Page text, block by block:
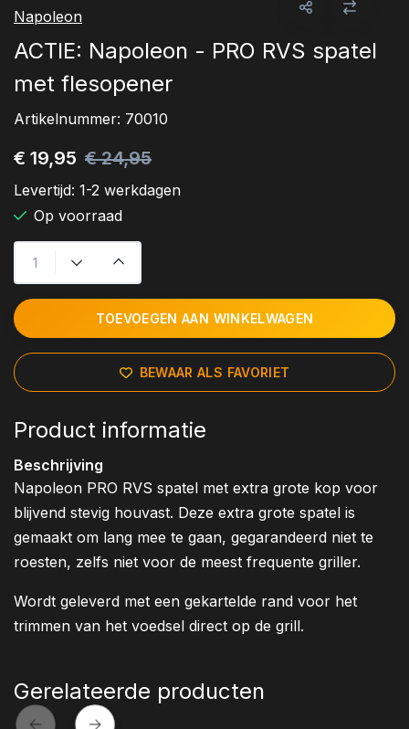
Napoleon
ACTIE: Napoleon - PRO RVS spatel
met flesopener
Artikelnummer: 70010
€ 19,95 € 24,95
Levertijd: 1-2 werkdagen
Op voorraad
TOEVOEGEN AAN WINKELWAGEN
BEWAAR ALS FAVORIET
Product informatie
Beschrijving
Napoleon PRO RVS spatel met extra grote kop voor
blijvend stevig houvast. Deze extra grote spatel is
gemaakt om lang mee te gaan, gegarandeerd niet te
roesten, zelfs niet voor de meest frequente griller.
Wordt geleverd met een gekartelde rand voor het
trimmen van het voedsel direct op de grill.
Gerelateerde producten